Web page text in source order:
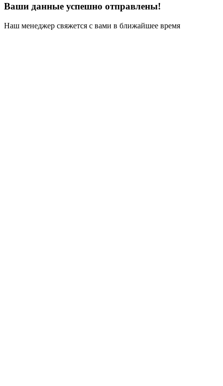
Ваши данные успешно отправлены!
Наш менеджер свяжется с вами в ближайшее время